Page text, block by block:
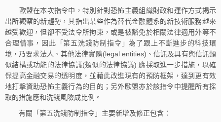
歐盟在本次指令中，特別針對恐怖主義組織財政和運作方式揭示
出所觀察的新趨勢，其指出某些作為替代金融體系的新技術服務越來
越受歡迎，但卻不受法令所拘束，或是被豁免於相關法律適用外等不
合理情事，因此「第五洗錢防制指令」為了跟上不斷進步的科技環
境，乃要求法人、其他法律實體(legal entities)、信託及具有與信託類
似結構或功能的法律協議(類似的法律協議) 應採取進一步措施，以確
保提高金融交易的透明度，並藉此改進現有的預防框架，達到更有效
地打擊資助恐怖主義行為的目的；另外歐盟亦於該指令中提醒所有採
取的措施應和洗錢風險成比例。
有關「第五洗錢防制指令」主要新增及修正包含：